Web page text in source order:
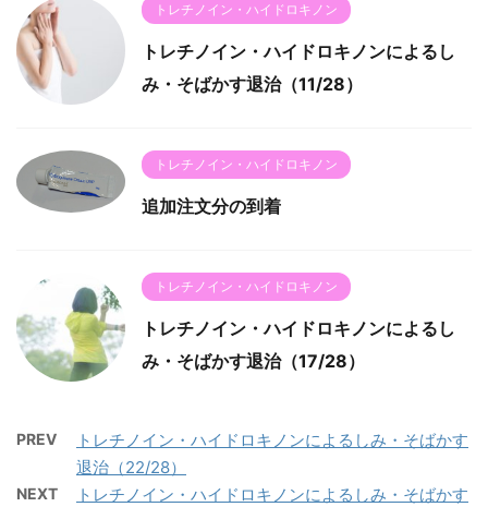
トレチノイン・ハイドロキノン
トレチノイン・ハイドロキノンによるし
み・そばかす退治（11/28）
トレチノイン・ハイドロキノン
追加注文分の到着
トレチノイン・ハイドロキノン
トレチノイン・ハイドロキノンによるし
み・そばかす退治（17/28）
PREV
トレチノイン・ハイドロキノンによるしみ・そばかす
退治（22/28）
NEXT トレチノイン・ハイドロキノンによるしみ・そばかす